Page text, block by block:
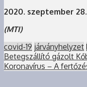
2020. szeptember 28.
(MTI)
covid-19 járványhelyzet
Betegszállító gázolt
Koronavírus – A